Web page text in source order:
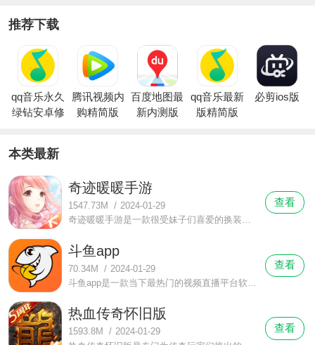
推荐下载
qq音乐永久
绿钻安卓修
腾讯视频内
购精简版
百度地图最
新内测版
qq音乐最新
版精简版
必剪ios版
本类最新
奇迹暖暖手游
1547.73M / 2024-01-29
奇迹暖暖手游是一款很受妹子们喜爱的换装养成手机游戏，这是《暖暖的换装物语》和《暖暖环游世界》之后的第三代作品，讲述着暖暖在奇迹大陆上拯救大陆后被称为大陆的奇迹的故事。
查看
斗鱼app
70.34M / 2024-01-29
斗鱼app是一款当下最热门的视频直播平台软件，在这里有着众多大咖明星入驻有电竞黄埔军校校长PDD，有地下城国服第一红颜玩家旭旭宝宝，有网络美少女一条小团团，还有绝地求生天才职业选手天才少年小叮当XDD等等多领域的名人们都在斗鱼app里。
查看
热血传奇怀旧版
1593.8M / 2024-01-29
查看